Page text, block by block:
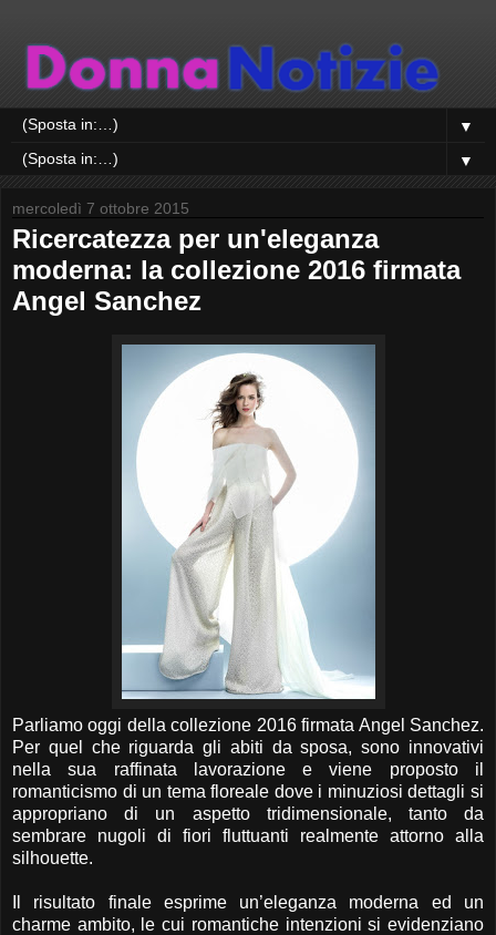
▼
▼
mercoledì 7 ottobre 2015
Ricercatezza per un'eleganza
moderna: la collezione 2016 firmata
Angel Sanchez
Parliamo oggi della collezione 2016 firmata Angel Sanchez.
Per quel che riguarda gli abiti da sposa, sono innovativi
nella sua raffinata lavorazione e viene proposto il
romanticismo di un tema floreale dove i minuziosi dettagli si
appropriano di un aspetto tridimensionale, tanto da
sembrare nugoli di fiori fluttuanti realmente attorno alla
silhouette.
Il risultato finale esprime un’eleganza moderna ed un
charme ambito, le cui romantiche intenzioni si evidenziano